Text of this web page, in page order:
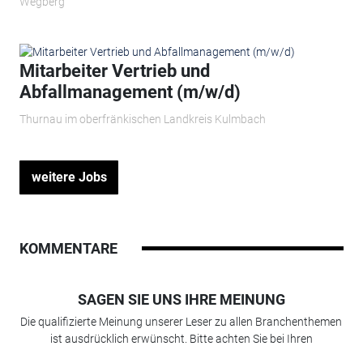
Mitarbeiter Vertrieb und
Abfallmanagement (m/w/d)
Thurnau im oberfränkischen Landkreis Kulmbach
weitere Jobs
KOMMENTARE
SAGEN SIE UNS IHRE MEINUNG
Die qualifizierte Meinung unserer Leser zu allen Branchenthemen
ist ausdrücklich erwünscht. Bitte achten Sie bei Ihren